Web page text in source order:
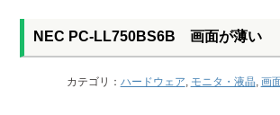
NEC PC-LL750BS6B 画面が薄い
カテゴリ： ハードウェア, モニタ・液晶, 画